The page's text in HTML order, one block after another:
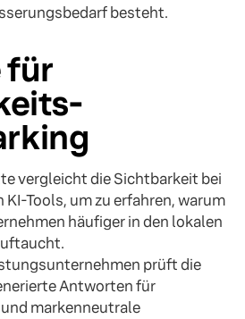
besteht.
für
vergleicht die Sichtbarkeit bei
KI-Tools, um zu erfahren, warum
häufiger in den lokalen
prüft die
Antworten für
markenneutrale